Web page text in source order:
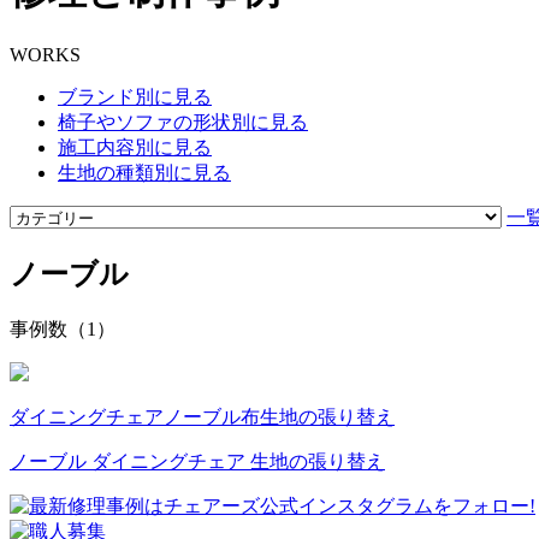
WORKS
ブランド別に見る
椅子やソファの形状別に見る
施工内容別に見る
生地の種類別に見る
一
ノーブル
事例数（1）
ダイニングチェア ノーブル布生地の張り替え
ノーブル ダイニングチェア 生地の張り替え